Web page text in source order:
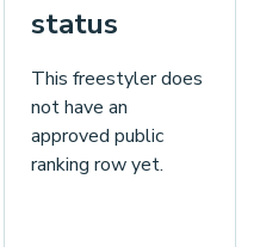
status
This freestyler does
not have an
approved public
ranking row yet.